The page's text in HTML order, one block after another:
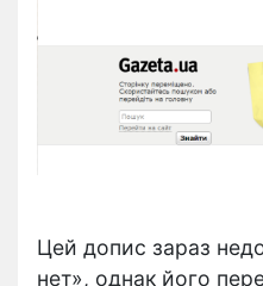
Цей допис зараз
нет», однак його